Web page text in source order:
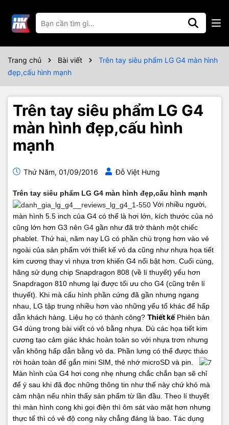
Trang chủ Bài viết
Trên tay siêu phẩm LG G4 màn hình
đẹp,cấu hình mạnh
Trên tay siêu phẩm LG G4
màn hình đẹp,cấu hình
mạnh
Thứ Năm, 01/09/2016 Đỗ Việt Hưng
Trên tay siêu phẩm LG G4 màn hình đẹp,cấu hình mạnh
Với nhiều người,
màn hình 5.5 inch của G4 có thể là hơi lớn, kích thước của nó
cũng lớn hơn G3 nên G4 gần như đã trở thành một chiếc
phablet. Thứ hai, năm nay LG có phần chú trọng hơn vào vẻ
ngoài của sản phẩm với thiết kế vỏ da cũng như nhựa họa tiết
kim cương thay vì nhựa trơn khiến G4 nổi bật hơn. Cuối cùng,
hãng sử dụng chip Snapdragon 808 (về lí thuyết) yếu hơn
Snapdragon 810 nhưng lại được tối ưu cho G4 (cũng trên lí
thuyết).
Khi mà cấu hình phần cứng đã gần nhưng ngang
nhau, LG tập trung nhiều hơn vào những yếu tố khác để hấp
dẫn khách hàng. Liệu họ có thành công? Thiết kế Phiên bản
G4 dùng trong bài viết có vỏ bằng nhựa. Dù các họa tiết kim
cương tạo cảm giác khác hoàn toàn so với nhựa trơn nhưng
vẫn không hấp dẫn bằng vỏ da. Phần lưng có thể được tháo
rời hoàn toàn để gắn mini SIM, thẻ nhớ microSD và pin.
Màn hình của G4 hơi cong nhẹ nhưng chắc chắn bạn sẽ chỉ
để ý sau khi đã đọc những thông tin như thế này chứ khó mà
cảm nhận nếu nhìn thấy sản phẩm từ lần đầu. Theo lí thuyết
thì màn hình cong khi gọi điện thì ôm sát vào mặt hơn nhưng
thực tế thì có vẻ độ cong này chẳng đáng là bao. Tác dụng